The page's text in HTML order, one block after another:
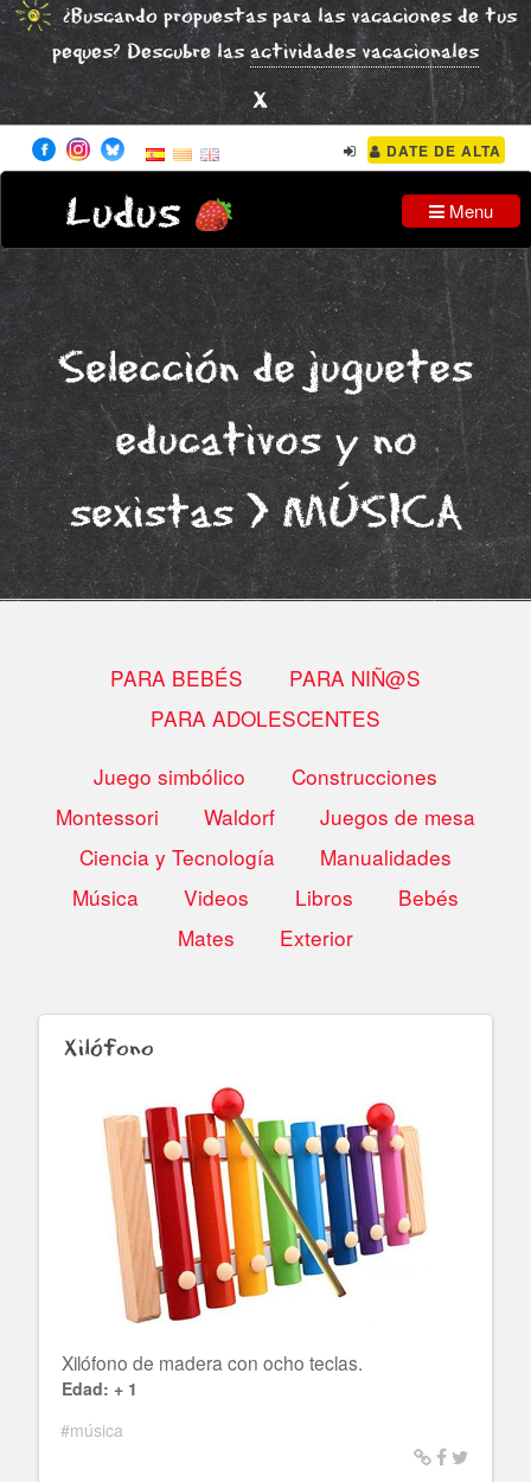
¿Buscando propuestas para las vacaciones de tus
peques? Descubre lasactividades vacacionales
x
DATE DE ALTA
Ludus Menu
Selección de juguetes
educativos y no
sexistas
MÚSICA
PARA BEBÉS
PARA NIÑ@S
PARA ADOLESCENTES
Juego simbólico
Construcciones
Montessori
Waldorf
Juegos de mesa
Ciencia y Tecnología
Manualidades
Música
Videos Libros
Bebés
Mates
Exterior
Xilófono
Xilófono de madera con ocho teclas.
Edad: + 1
#música